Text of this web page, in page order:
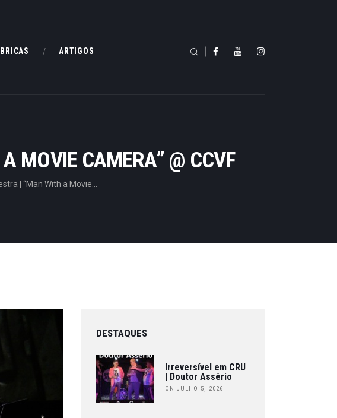
ARTIGOS
MOVIE CAMERA” @ CCVF
| “Man With a Movie...
DESTAQUES
Irreversível em CRU
| Doutor Assério
ON JULHO 5, 2026